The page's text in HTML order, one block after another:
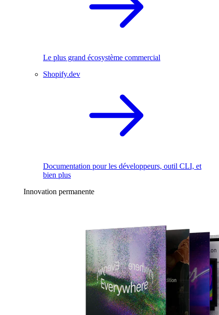
Le plus grand écosystème commercial
Shopify.dev
Documentation pour les développeurs, outil CLI, et
bien plus
Innovation permanente